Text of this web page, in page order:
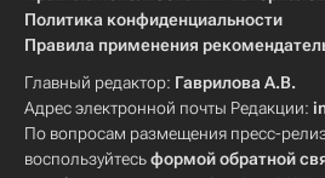
Политика конфиденциальности
Правила применения
Главный редактор: Гаврилова А.В.
Адрес электронной почты Редакции:
По вопросам размещения пресс-
воспользуйтесьформой обратной